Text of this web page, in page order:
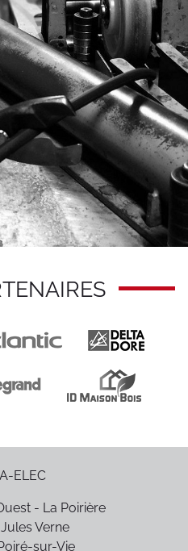
ELEC
- La Poirière
Verne
sur-Vie